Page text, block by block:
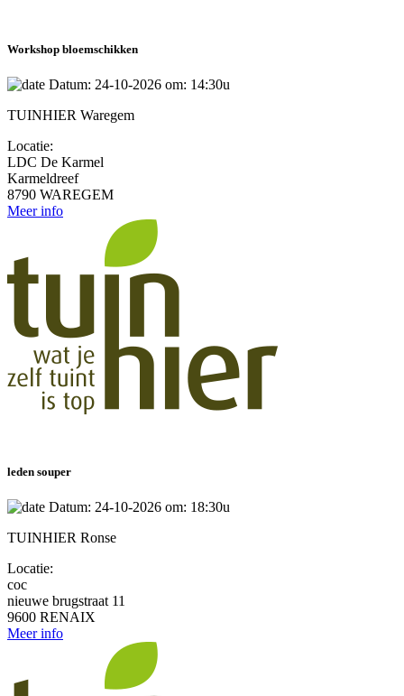
Workshop bloemschikken
Datum: 24-10-2026 om: 14:30u
TUINHIER Waregem
Locatie:
LDC De Karmel
Karmeldreef
8790 WAREGEM
Meer info
leden souper
Datum: 24-10-2026 om: 18:30u
TUINHIER Ronse
Locatie:
coc
nieuwe brugstraat 11
9600 RENAIX
Meer info